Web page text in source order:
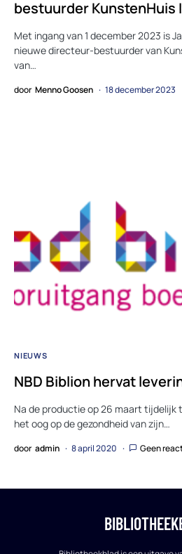
bestuurder KunstenHuis
Met ingang van 1 december 2023 is
nieuwe directeur-bestuurder van
van…
door Menno Goosen 18 december 2023
NIEUWS
NBD Biblion hervat
Na de productie op 26 maart tijdelijk
het oog op de gezondheid van zijn…
door admin 8 april 2020 Geen